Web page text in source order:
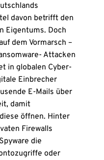
davon betrifft den
Eigentums. Doch
dem Vormarsch –
Attacken
in globalen Cyber-
Einbrecher
E-Mails über
damit
öffnen. Hinter
Firewalls
die
oder